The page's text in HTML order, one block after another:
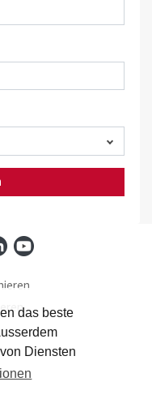
das beste
Diensten